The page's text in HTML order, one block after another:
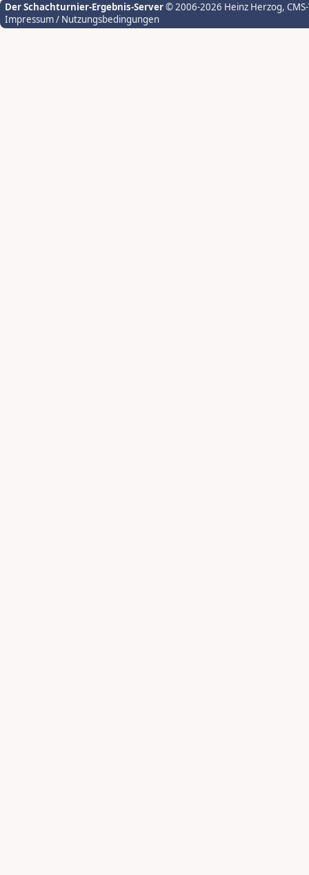
Der Schachturnier-Ergebnis-Server© 2006-2026 Heinz Herzog,
Impressum / Nutzungsbedingungen